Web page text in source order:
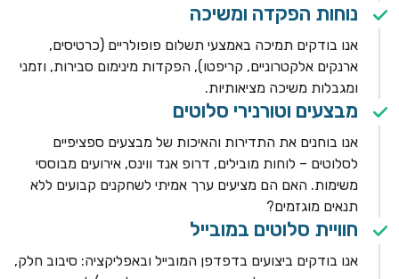
נוחות הפקדה ומשיכה
אנו בודקים תמיכה באמצעי תשלום פופולריים (כרטיסים,
ארנקים אלקטרוניים, קריפטו), הפקדות מינימום סבירות, וזמני
ומגבלות משיכה מציאותיות.
מבצעים וטורנירי סלוטים
אנו בוחנים את התדירות והאיכות של מבצעים ספציפיים
לסלוטים – לוחות מובילים, דרופ אנד ווינס, אירועים מבוססי
משימות. האם הם מציעים ערך אמיתי לשחקנים קבועים ללא
תנאים מוגזמים?
חוויית סלוטים במובייל
אנו בודקים ביצועים בדפדפן המובייל ובאפליקציה: סיבוב חלק,